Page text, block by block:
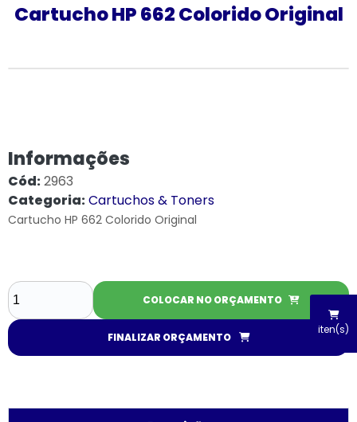
iten(s)
Cartucho HP 662 Colorido Original
Informações
Cód:2963
Categoria:Cartuchos & Toners
Cartucho HP 662 Colorido Original
COLOCAR NO ORÇAMENTO
FINALIZAR ORÇAMENTO